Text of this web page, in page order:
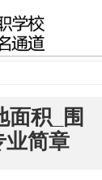
面积_围
业简章